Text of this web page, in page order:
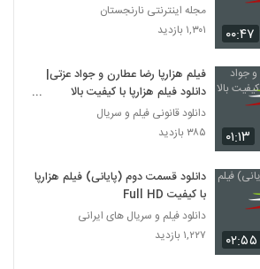
۰۰:۴۷
مجله اینترنتی نارنجستان
۱,۳۰۱ بازدید
۰۱:۱۳
فیلم هزارپا رضا عطارن و جواد عزتی|
دانلود فیلم هزارپا با کیفیت بالا
1080HQ
دانلود قانونی فیلم و سریال
۳۸۵ بازدید
۰۲:۵۵
دانلود قسمت دوم (پایانی) فیلم هزارپا
با کیفیت Full HD
دانلود فیلم و سریال های ایرانی
۱,۲۲۷ بازدید